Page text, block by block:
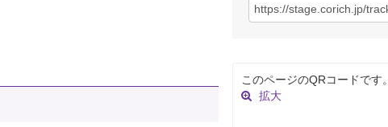
このページのQRコードです。
拡大